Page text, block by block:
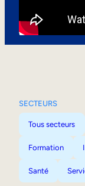
SECTEURS
Tous secteurs
Formation
Santé